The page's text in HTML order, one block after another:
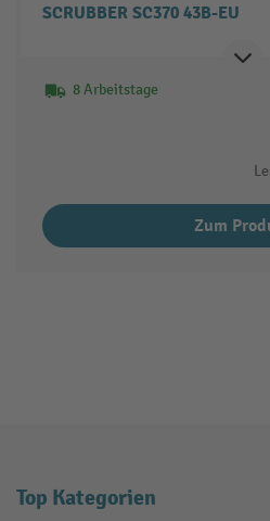
SCRUBBER SC370 43B-EU
8 Arbeitstage
Zum
Top Kategorien